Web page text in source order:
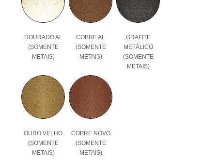
DOURADO AL
(SOMENTE
METAIS)
COBRE AL
(SOMENTE
METAIS)
GRAFITE
METÁLICO
(SOMENTE
METAIS)
OURO VELHO
(SOMENTE
METAIS)
COBRE NOVO
(SOMENTE
METAIS)